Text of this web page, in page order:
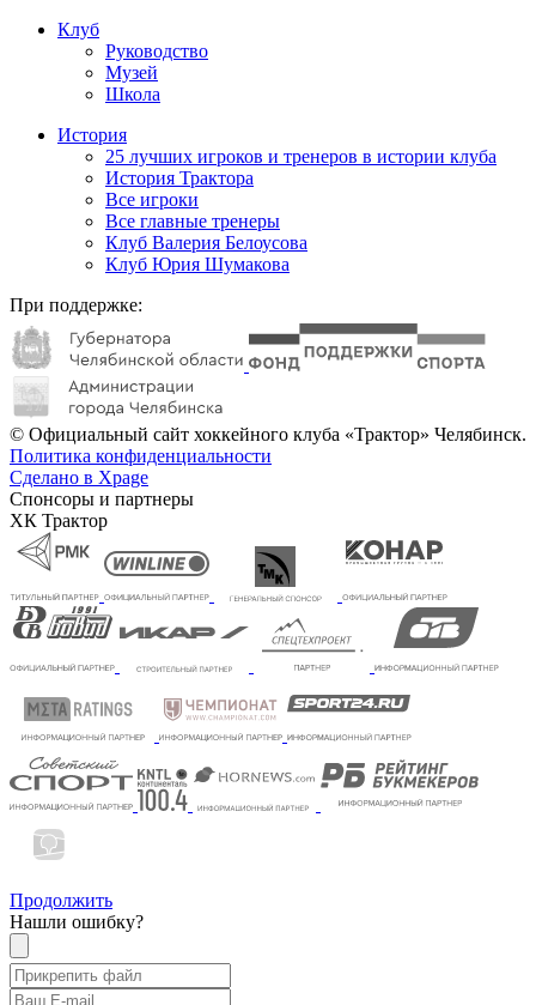
Клуб
Руководство
Музей
Школа
История
25 лучших игроков и тренеров в истории клуба
История Трактора
Все игроки
Все главные тренеры
Клуб Валерия Белоусова
Клуб Юрия Шумакова
При поддержке:
© Официальный сайт хоккейного клуба «Трактор» Челябинск.
Политика конфиденциальности
Сделано в Xpage
Спонсоры и партнеры
ХК Трактор
Продолжить
Нашли ошибку?